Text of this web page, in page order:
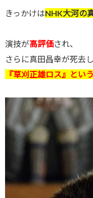
きっかけはNHK大河の
演技が高評価され、
さらに真田昌幸が死去
『草刈正雄ロス』とい